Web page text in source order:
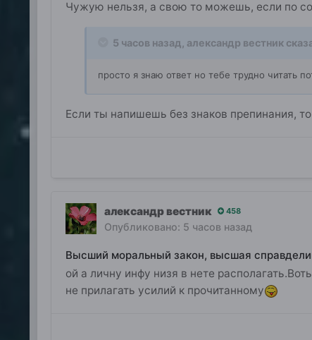
Чужую нельзя, а свою то можешь, если по
5 часов назад, александр вестник
просто я знаю ответ но тебе трудно читать
Если ты напишешь без знаков препинания,
александр вестник 458
Опубликовано: 5 часов назад
Высший моральный закон, высшая
ой а личну инфу низя в нете
не прилагать усилий к прочитанному